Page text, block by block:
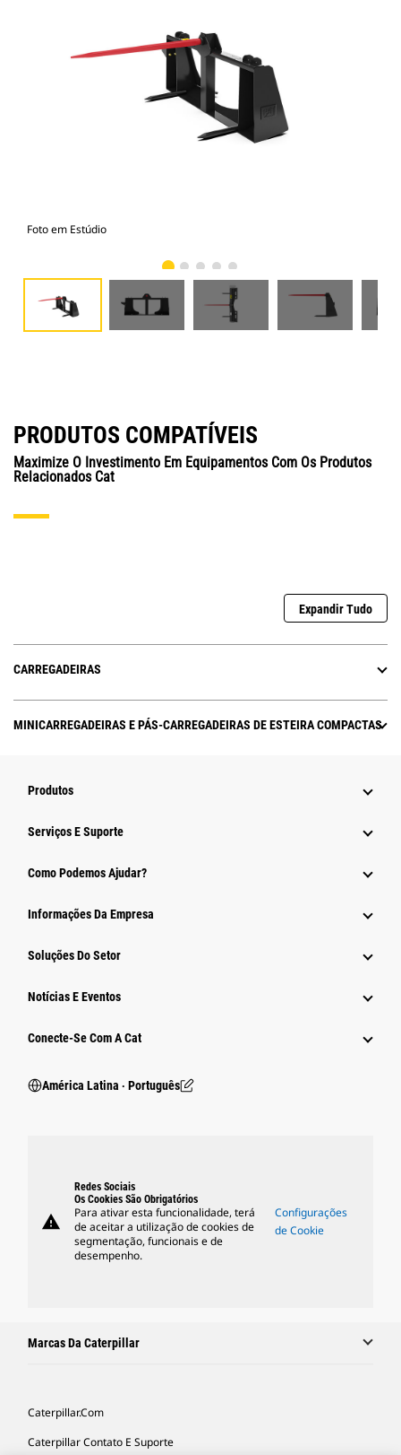
Foto em Estúdio
PRODUTOS COMPATÍVEIS
Maximize O Investimento Em Equipamentos Com Os Produtos
Relacionados Cat
Expandir Tudo
CARREGADEIRAS
MINICARREGADEIRAS E PÁS-CARREGADEIRAS DE ESTEIRA COMPACTAS
Produtos
Serviços E Suporte
Como Podemos Ajudar?
Informações Da Empresa
Soluções Do Setor
Notícias E Eventos
Conecte-Se Com A Cat
América Latina ‧ Português
warning
Redes Sociais
Os Cookies São Obrigatórios
Para ativar esta funcionalidade, terá
de aceitar a utilização de cookies de
segmentação, funcionais e de
desempenho.
Configurações
de Cookie
Marcas Da Caterpillar
Caterpillar.com
Caterpillar Contato E Suporte